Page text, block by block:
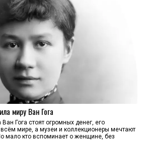
миру Ван Гога
Гога стоят огромных денег, его
всём мире, а музеи и коллекционеры мечтают
мало кто вспоминает о женщине, без